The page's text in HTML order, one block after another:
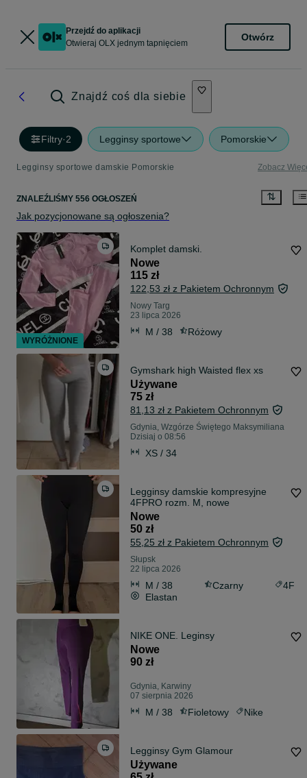
Przejdź do aplikacji
Otwieraj OLX jednym tapnięciem
Otwórz
Znajdź coś dla siebie
Filtry·2 Legginsy sportowe Pomorskie
Legginsy sportowe damskie Pomorskie Zobacz
ZNALEŹLIŚMY 556 OGŁOSZEŃ
Jak pozycjonowane są ogłoszenia?
Komplet damski.
Nowe
115 zł
122,53 zł z Pakietem Ochronnym
Nowy Targ
23 lipca 2026
M / 38 Różowy
Gymshark high Waisted flex xs
Używane
75 zł
81,13 zł z Pakietem Ochronnym
Gdynia, Wzgórze Świętego Maksymiliana
Dzisiaj o 08:56
XS / 34
Legginsy damskie kompresyjne
4FPRO rozm. M, nowe
Nowe
50 zł
55,25 zł z Pakietem Ochronnym
Słupsk
22 lipca 2026
M / 38 Czarny
4F
Elastan
NIKE ONE. Leginsy
Nowe
90 zł
Gdynia, Karwiny
07 sierpnia 2026
M / 38 Fioletowy Nike
Legginsy Gym Glamour
Używane
WYRÓŻNIONE